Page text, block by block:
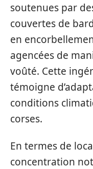
soutenues par
couvertes de
en
agencées de
voûté. Cette
témoigne
conditions
corses.
En termes de
concentration